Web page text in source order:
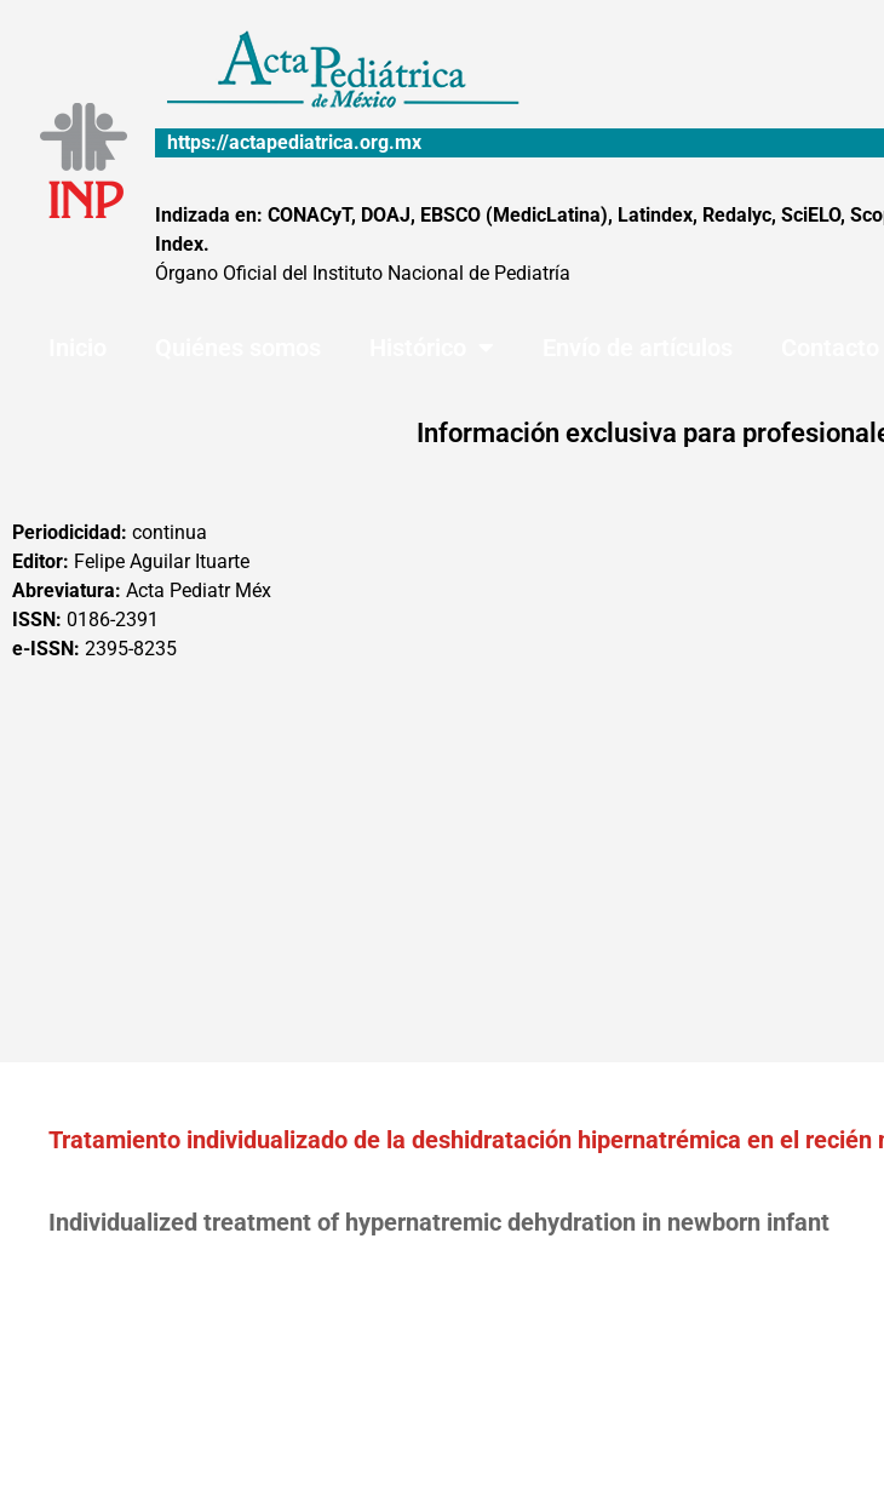
https://actapediatrica.org.mx
Indizada en: CONACyT, DOAJ, EBSCO (MedicLatina), Latindex, Redalyc, SciELO,
Index.
Órgano Oficial del Instituto Nacional de Pediatría
Información exclusiva para
Periodicidad: continua
Editor: Felipe Aguilar Ituarte
Abreviatura: Acta Pediatr Méx
ISSN: 0186-2391
e-ISSN: 2395-8235
Tratamiento individualizado de la deshidratación hipernatrémica en el recién
Individualized treatment of hypernatremic dehydration in newborn infant